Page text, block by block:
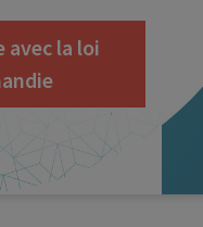
avec la loi